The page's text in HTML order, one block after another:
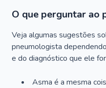
O que perguntar ao
Veja algumas sugestões
pneumologista
e do diagnóstico que ele
Asma é a mesma